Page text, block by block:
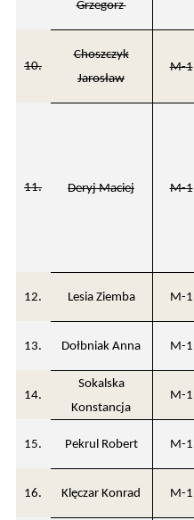
Grzegorz
10.
Choszczyk
Jarosław
M-1
11. Deryj Maciej M-1
12. Lesia Ziemba M-1
13. Dołbniak Anna M-1
14.
Sokalska
Konstancja
M-1
15. Pekrul Robert M-1
16. Klęczar Konrad M-1